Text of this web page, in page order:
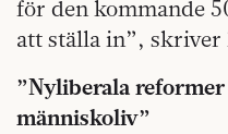
för den kommande
att ställa in”, skriver
”Nyliberala reformer
människoliv”